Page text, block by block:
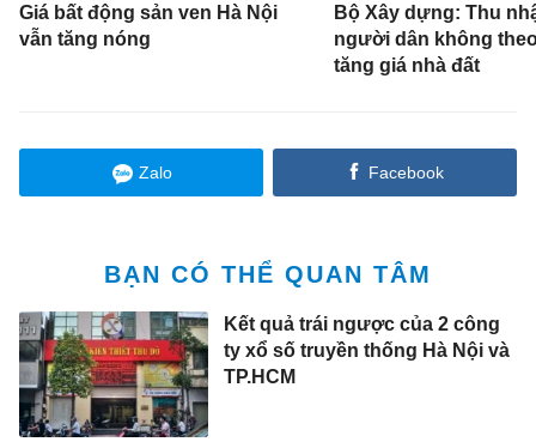
Giá bất động sản ven Hà Nội
vẫn tăng nóng
Bộ Xây dựng: Thu
người dân không
tăng giá nhà đất
Zalo Facebook
BẠN CÓ THỂ QUAN TÂM
Kết quả trái ngược của 2 công
ty xổ số truyền thống Hà Nội và
TP.HCM